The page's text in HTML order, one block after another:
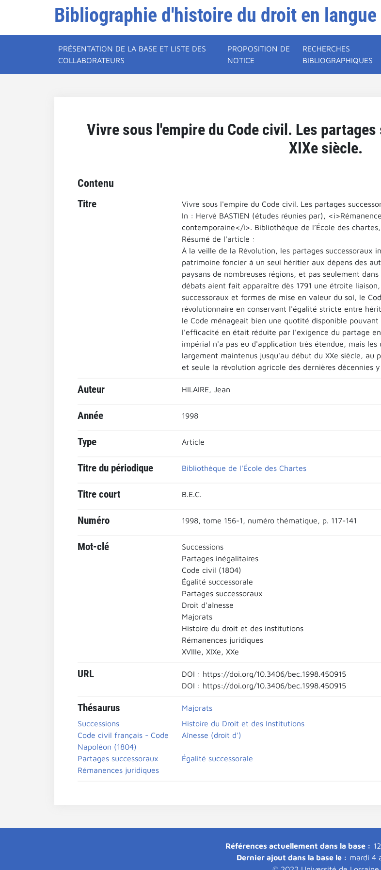
Bibliographie d'histoire du droit en
PRÉSENTATION DE LA BASE ET LISTE DES
COLLABORATEURS
PROPOSITION DE
NOTICE
RECHERCHES
BIBLIOGRAPHIQUES
Vivre sous l'empire du Code civil. Les
XIXe siècle.
Contenu
Titre
Vivre sous l'empire du Code civil. Les partages
In : Hervé BASTIEN (études réunies par),
contemporaine</i>. Bibliothèque de l’École des
Résumé de l'article :
À la veille de la Révolution, les partages
patrimoine foncier à un seul héritier aux dépens des
paysans de nombreuses régions, et pas seulement
débats aient fait apparaître dès 1791 une étroite
successoraux et formes de mise en valeur du sol, le
révolutionnaire en conservant l'égalité stricte entre
le Code ménageait bien une quotité disponible
l'efficacité en était réduite par l'exigence du partage
impérial n'a pas eu d'application très étendue, mais
largement maintenus jusqu'au début du XXe siècle,
et seule la révolution agricole des dernières décennies
Auteur HILAIRE, Jean
Année 1998
Type Article
Titre du périodique Bibliothèque de l'École des Chartes
Titre court B.E.C.
Numéro 1998, tome 156-1, numéro thématique, p. 117-141
Mot-clé
Successions
Partages inégalitaires
Code civil (1804)
Égalité successorale
Partages successoraux
Droit d'aînesse
Majorats
Histoire du droit et des institutions
Rémanences juridiques
XVIIIe, XIXe, XXe
URL
DOI : https://doi.org/10.3406/bec.1998.450915
DOI : https://doi.org/10.3406/bec.1998.450915
Thésaurus
Majorats
Successions
Histoire du Droit et des Institutions
Code civil français - Code
Napoléon (1804)
Aînesse (droit d')
Partages successoraux
Égalité successorale
Rémanences juridiques
Références actuellement dans la base :
Dernier ajout dans la base le : mardi 4